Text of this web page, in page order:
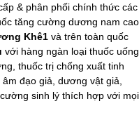
& phân phối chính thức các
tăng cường dương nam cao
Khê1 và trên toàn quốc
với hàng ngàn loại thuốc uống
thuốc trị chống xuất tinh
đạo giả, dương vật giả,
sinh lý thích hợp với mọi